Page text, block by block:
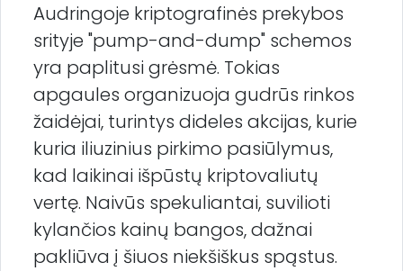
Audringoje kriptografinės prekybos
srityje "pump-and-dump" schemos
yra paplitusi grėsmė. Tokias
apgaules organizuoja gudrūs rinkos
žaidėjai, turintys dideles akcijas, kurie
kuria iliuzinius pirkimo pasiūlymus,
kad laikinai išpūstų kriptovaliutų
vertę. Naivūs spekuliantai, suvilioti
kylančios kainų bangos, dažnai
pakliūva į šiuos niekšiškus spąstus.